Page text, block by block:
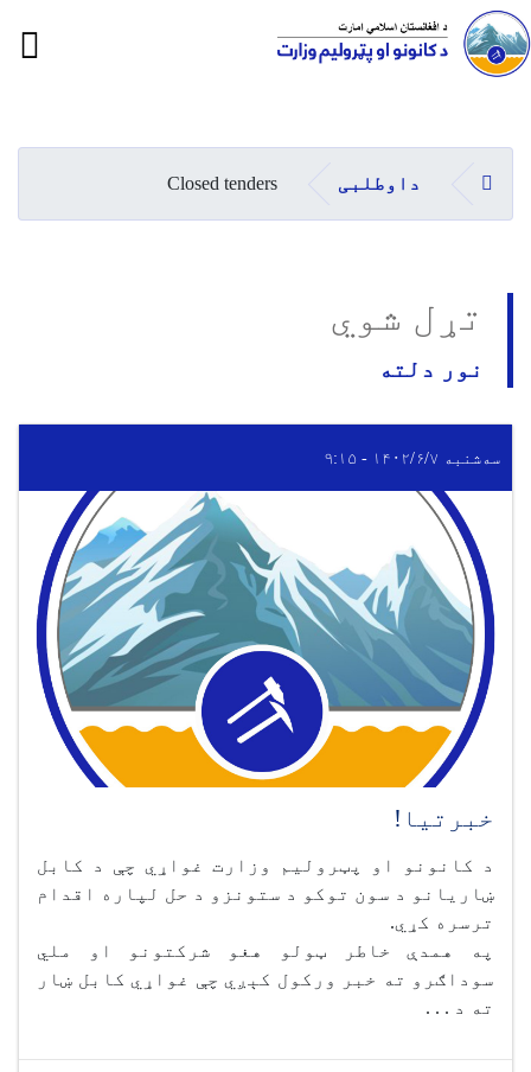
content
کورپاڼهداوطلبی Closed tenders
تړل شوي
نور دلته
سه‌شنبه ۱۴۰۲/۶/۷ - ۹:۱۵
خبرتیا!
د کانونو او پټرولیم وزارت غواړي چې د کابل
ښاریانو د سون توکو د ستونزو د حل لپاره اقدام
ترسره کړي.
په همدې خاطر ټولو هغو شرکتونو او ملي
سوداګرو ته خبر ورکول کېږي چې غواړي کابل ښار
ته د . . .